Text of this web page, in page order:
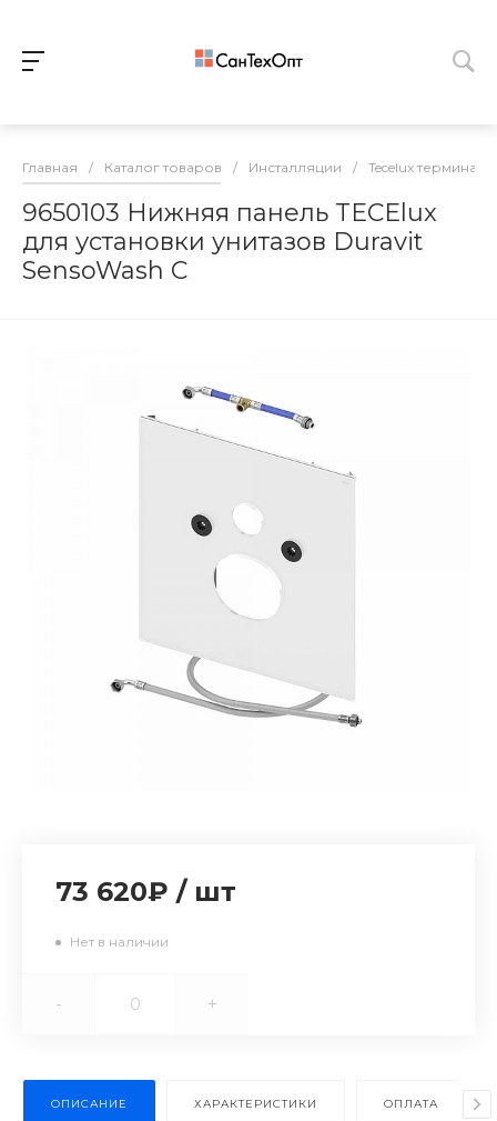
Главная / Каталог товаров / Инсталляции / Tecelux терминал
9650103 Нижняя панель TECElux
для установки унитазов Duravit
SensoWash C
73 620₽ / шт
Нет в наличии
- +
ОПИСАНИЕ ХАРАКТЕРИСТИКИ ОПЛАТА